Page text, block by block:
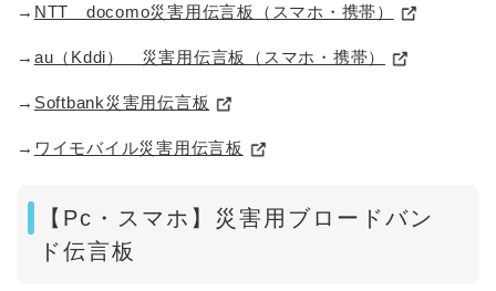
→ NTT docomo災害用伝言板（スマホ・携帯）
→ au（Kddi） 災害用伝言板（スマホ・携帯）
→ Softbank災害用伝言板
→ ワイモバイル災害用伝言板
【Pc・スマホ】災害用ブロードバン
ド伝言板